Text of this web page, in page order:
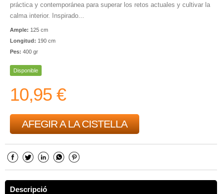
práctica y contemporánea para superar los retos actuales y cultivar la
calma interior. Inspirado...
Ample: 125 cm
Longitud: 190 cm
Pes: 400 gr
Disponible
10,95 €
AFEGIR A LA CISTELLA
Descripció